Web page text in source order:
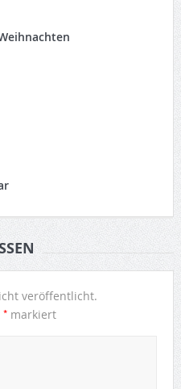
veröffentlicht.
*markiert